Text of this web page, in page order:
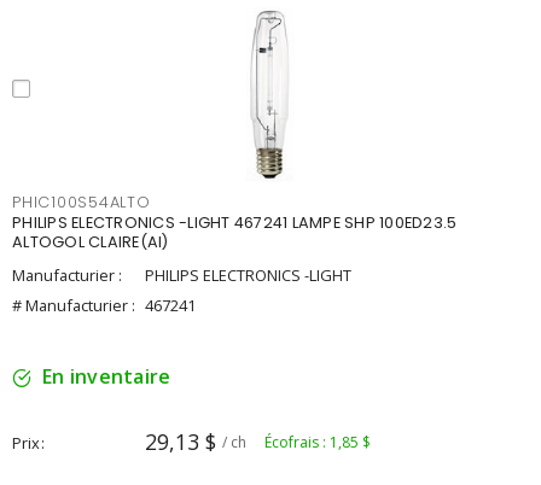
PHIC100S54ALTO
PHILIPS ELECTRONICS -LIGHT 467241 LAMPE SHP 100ED23.5
ALTOGOL CLAIRE(AI)
Manufacturier :
PHILIPS ELECTRONICS -LIGHT
# Manufacturier : 467241
En inventaire
Prix 29,13 $ / ch Écofrais : 1,85 $